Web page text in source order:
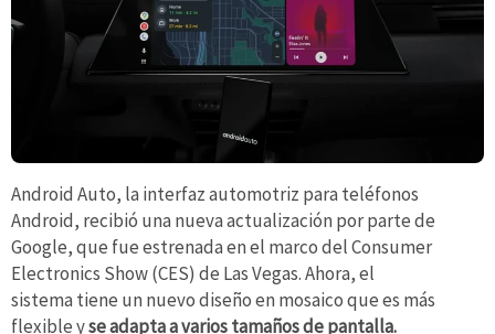
Android Auto, la interfaz automotriz para teléfonos
Android, recibió una nueva actualización por parte de
Google, que fue estrenada en el marco del Consumer
Electronics Show (CES) de Las Vegas. Ahora, el
sistema tiene un nuevo diseño en mosaico que es más
flexible yse adapta a varios tamaños de pantalla.